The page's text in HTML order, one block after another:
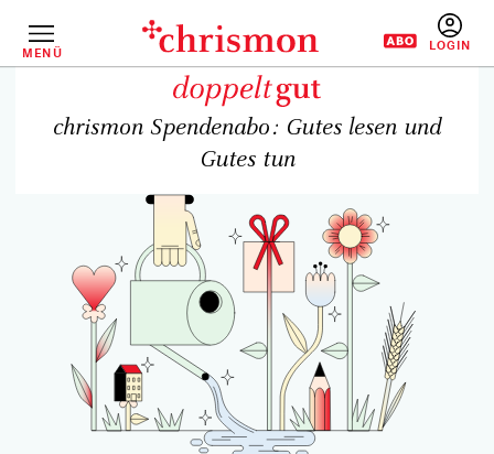
InhaltMENÜ
chrismon Spendenabo: Gutes lesen und
Gutes tun